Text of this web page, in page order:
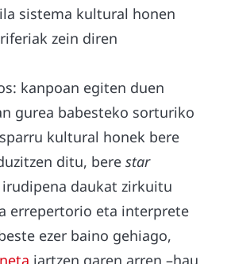
sistema kultural honen
zein diren
kanpoan egiten duen
gurea babesteko sorturiko
kultural honek bere
ditu, bere star
daukat zirkuitu
errepertorio eta interprete
ezer baino gehiago,